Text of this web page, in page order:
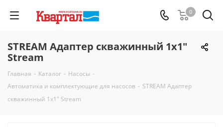
0
STREAM Адаптер скважинный 1х1"
Stream
Главная - Каталог - Насосы -
Автоматика и комплектующие для насосов - STREAM Адаптер
скважинный 1х1" Stream